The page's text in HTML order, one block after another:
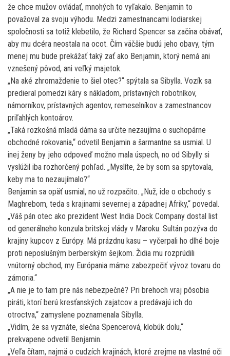
že chce mužov ovládať, mnohých to vyľakalo. Benjamin to
považoval za svoju výhodu. Medzi zamestnancami lodiarskej
spoločnosti sa totiž klebetilo, že Richard Spencer sa začína obávať,
aby mu dcéra neostala na ocot. Čím väčšie budú jeho obavy, tým
menej mu bude prekážať taký zať ako Benjamin, ktorý nemá ani
vznešený pôvod, ani veľký majetok.
„Na aké zhromaždenie to šiel otec?“ spýtala sa Sibylla. Vozík sa
predieral pomedzi káry s nákladom, prístavných robotníkov,
námorníkov, prístavných agentov, remeselníkov a zamestnancov
priľahlých kontoárov.
„Taká rozkošná mladá dáma sa určite nezaujíma o suchopárne
obchodné rokovania,“ odvetil Benjamin a šarmantne sa usmial. U
inej ženy by jeho odpoveď možno mala úspech, no od Sibylly si
vyslúžil iba rozhorčený pohľad. „Myslíte, že by som sa spytovala,
keby ma to nezaujímalo?“
Benjamin sa opäť usmial, no už rozpačito. „Nuž, ide o obchody s
Maghrebom, teda s krajinami severnej a západnej Afriky,“ povedal.
„Váš pán otec ako prezident West India Dock Company dostal list
od generálneho konzula britskej vlády v Maroku. Sultán pozýva do
krajiny kupcov z Európy. Má prázdnu kasu – vyčerpali ho dlhé boje
proti neposlušným berberským šejkom. Židia mu rozprúdili
vnútorný obchod, my Európania máme zabezpečiť vývoz tovaru do
zámoria.“
„A nie je to tam pre nás nebezpečné? Pri brehoch vraj pôsobia
piráti, ktorí berú kresťanských zajatcov a predávajú ich do
otroctva,“ zamyslene poznamenala Sibylla.
„Vidím, že sa vyznáte, slečna Spencerová, klobúk dolu,“
prekvapene odvetil Benjamin.
„Veľa čítam, najmä o cudzích krajinách, ktoré zrejme na vlastné oči